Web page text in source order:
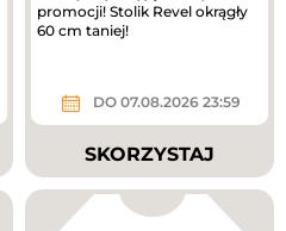
promocji! Stolik Revel okrągły
60 cm taniej!
DO 07.08.2026 23:59
SKORZYSTAJ